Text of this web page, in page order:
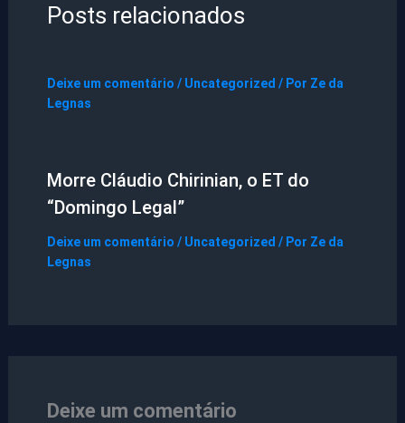
Posts relacionados
Deixe um comentário / Uncategorized / Por Ze da
Legnas
Morre Cláudio Chirinian, o ET do
“Domingo Legal”
Deixe um comentário / Uncategorized / Por Ze da
Legnas
Deixe um comentário